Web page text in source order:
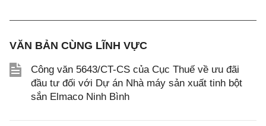
VĂN BẢN CÙNG LĨNH VỰC
Công văn 5643/CT-CS của Cục Thuế về ưu đãi
đầu tư đối với Dự án Nhà máy sản xuất tinh bột
sắn Elmaco Ninh Bình